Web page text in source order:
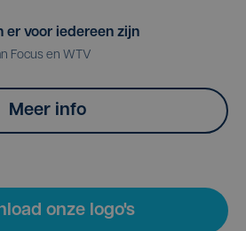
er voor iedereen zijn
Focus en WTV
Meer info
onze logo's